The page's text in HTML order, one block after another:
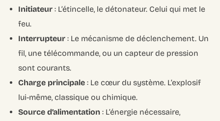
Initiateur : L’étincelle, le détonateur. Celui qui met le
feu.
Interrupteur : Le mécanisme de déclenchement. Un
fil, une télécommande, ou un capteur de pression
sont courants.
Charge principale : Le cœur du système. L’explosif
lui-même, classique ou chimique.
Source d’alimentation : L’énergie nécessaire,